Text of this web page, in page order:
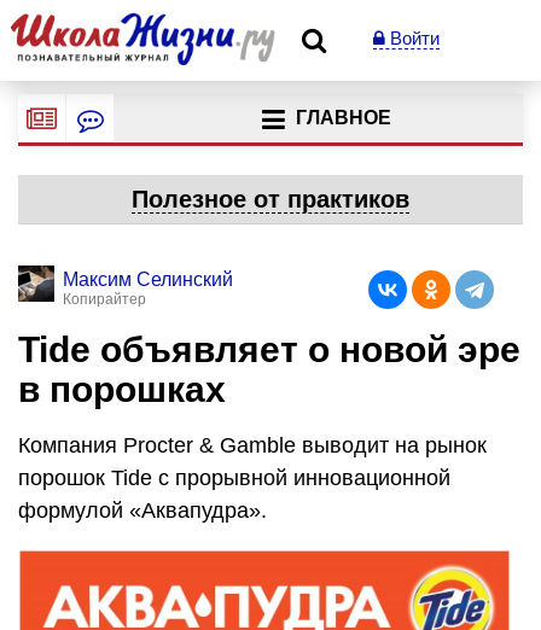
Войти
ГЛАВНОЕ
Полезное от практиков
Максим Селинский
Копирайтер
Tide объявляет о новой эре
в порошках
Компания Procter & Gamble выводит на рынок
порошок Tide с прорывной инновационной
формулой «Аквапудра».